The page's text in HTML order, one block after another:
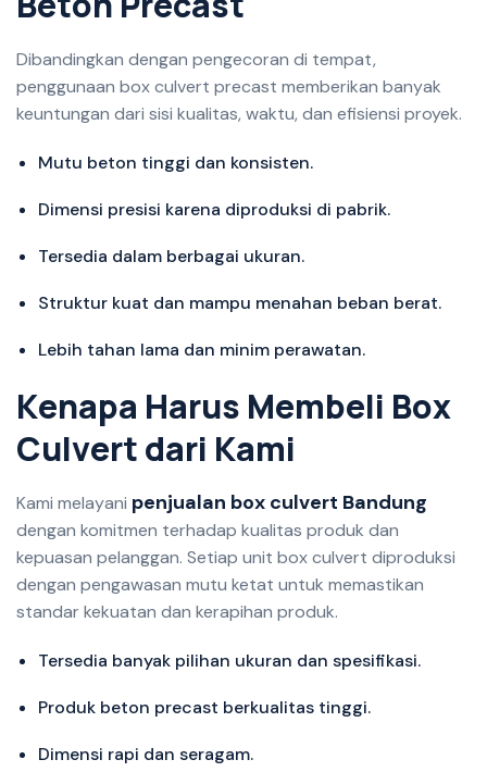
Dibandingkan dengan pengecoran di tempat,
penggunaan box culvert precast memberikan banyak
keuntungan dari sisi kualitas, waktu, dan efisiensi proyek.
Mutu beton tinggi dan konsisten.
Dimensi presisi karena diproduksi di pabrik.
Tersedia dalam berbagai ukuran.
Struktur kuat dan mampu menahan beban berat.
Lebih tahan lama dan minim perawatan.
Kenapa Harus Membeli Box
Culvertdari Kami
Kami melayani penjualan box culvert Bandung
dengan komitmen terhadap kualitas produk dan
kepuasan pelanggan. Setiap unit box culvert diproduksi
dengan pengawasan mutu ketat untuk memastikan
standar kekuatan dan kerapihan produk.
Tersedia banyak pilihan ukuran dan spesifikasi.
Produk beton precast berkualitas tinggi.
Dimensi rapi dan seragam.